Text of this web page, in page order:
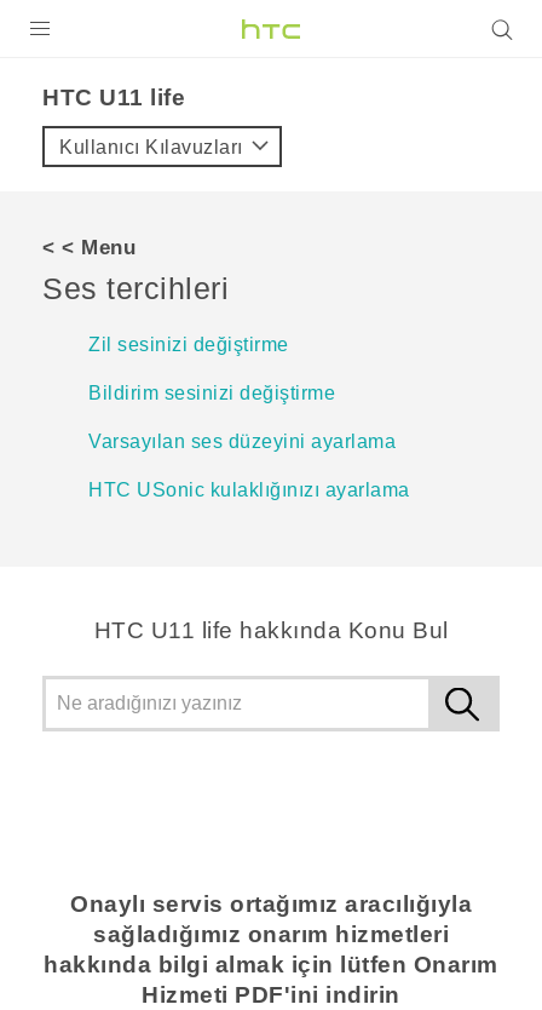
VIVE
VIVERSE
DESTEK
HTC U11 life‎
Kullanıcı Kılavuzları
< < Menu
Ses tercihleri
Zil sesinizi değiştirme
Bildirim sesinizi değiştirme
Varsayılan ses düzeyini ayarlama
HTC USonic kulaklığınızı ayarlama
HTC U11 life hakkında Konu Bul
Onaylı servis ortağımız aracılığıyla
sağladığımız onarım hizmetleri
hakkında bilgi almak için lütfen Onarım
Hizmeti PDF'ini indirin